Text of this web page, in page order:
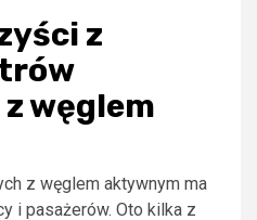
z
węglem
z węglem aktywnym ma
i pasażerów. Oto kilka z